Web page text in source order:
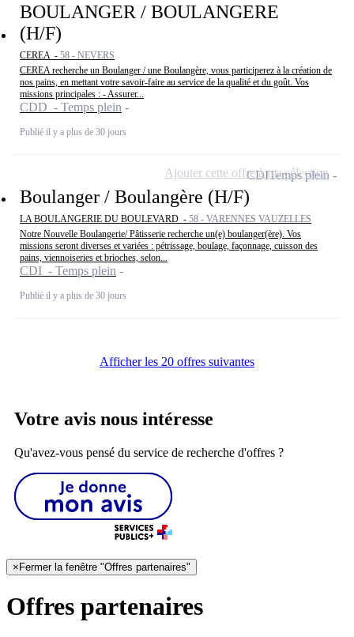
BOULANGER / BOULANGERE
(H/F)
CEREA - 58 - NEVERS
CEREA recherche un Boulanger / une Boulangère, vous participerez à la création de
nos pains, en mettant votre savoir-faire au service de la qualité et du goût. Vos
missions principales : - Assurer...
CDD - Temps plein
Publié il y a plus de 30 jours
Boulanger / Boulangère (H/F)
LA BOULANGERIE DU BOULEVARD - 58 - VARENNES VAUZELLES
Notre Nouvelle Boulangerie/ Pâtisserie recherche un(e) boulanger(ère). Vos
missions seront diverses et variées : pétrissage, boulage, façonnage, cuisson des
pains, viennoiseries et brioches, selon...
CDI - Temps plein
Publié il y a plus de 30 jours
CDITemps plein
Ajouter cette offre à ma sélection
Afficher les 20 offres suivantes
Votre avis nous intéresse
Qu'avez-vous pensé du service de recherche d'offres ?
×Fermer la fenêtre "Offres partenaires"
Offres partenaires